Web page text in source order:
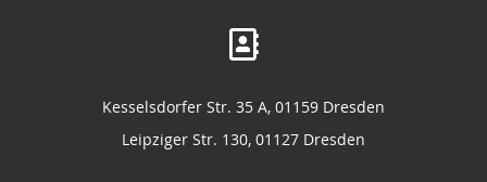
Kesselsdorfer Str. 35 A, 01159 Dresden
Leipziger Str. 130, 01127 Dresden